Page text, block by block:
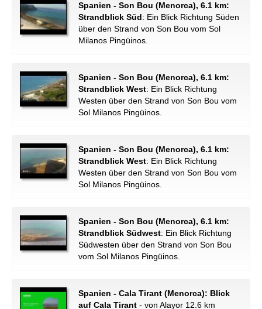
Spanien - Son Bou (Menorca), 6.1 km:
Strandblick Süd: Ein Blick Richtung Süden
über den Strand von Son Bou vom Sol
Milanos Pingüinos.
Spanien - Son Bou (Menorca), 6.1 km:
Strandblick West: Ein Blick Richtung
Westen über den Strand von Son Bou vom
Sol Milanos Pingüinos.
Spanien - Son Bou (Menorca), 6.1 km:
Strandblick West: Ein Blick Richtung
Westen über den Strand von Son Bou vom
Sol Milanos Pingüinos.
Spanien - Son Bou (Menorca), 6.1 km:
Strandblick Südwest: Ein Blick Richtung
Südwesten über den Strand von Son Bou
vom Sol Milanos Pingüinos.
Spanien - Cala Tirant (Menorca): Blick
auf Cala Tirant - von Alayor 12.6 km